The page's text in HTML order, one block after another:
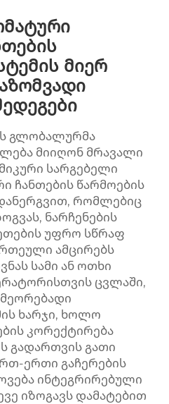
მიერ
გლობალურმა
მიიღონ მრავალი
სარგებელი
ჩანთების წარმოების
რომლებიც
ნარჩენების
უფრო სწრაფ
ამცირებს
სამი ან ოთხი
ცვლაში,
ხარჯი, ხოლო
კორექტირება
გადართვის გათი
ერთი გაჩერების
ინტეგრირებული
იზოგავს დამატებით